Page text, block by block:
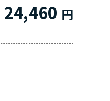
24,460